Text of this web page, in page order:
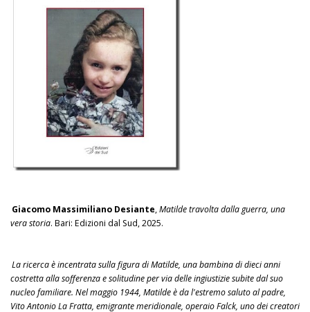
Giacomo Massimiliano Desiante,Matilde travolta dalla guerra, una
vera storia. Bari: Edizioni dal Sud, 2025.
La ricerca è incentrata sulla figura di Matilde, una bambina di dieci anni
costretta alla sofferenza e solitudine per via delle ingiustizie subite dal suo
nucleo familiare. Nel maggio 1944, Matilde è da l'estremo saluto al padre,
Vito Antonio La Fratta, emigrante meridionale, operaio Falck, uno dei creatori